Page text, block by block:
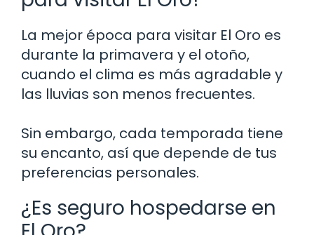
La mejor época para visitar El Oro es
durante la primavera y el otoño,
cuando el clima es más agradable y
las lluvias son menos frecuentes.
Sin embargo, cada temporada tiene
su encanto, así que depende de tus
preferencias personales.
¿Es seguro hospedarse en